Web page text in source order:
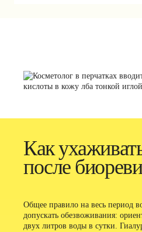
Как
после
Общее правило на весь период
допускать обезвоживания:
двух литров воды в сутки.